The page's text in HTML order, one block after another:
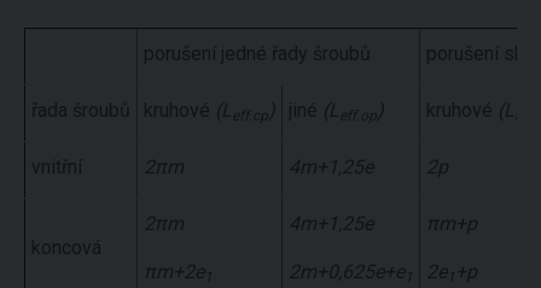
porušení jedné řady šroubů porušení
řada šroubů kruhové (L eff.cp ) jiné (L eff.op ) kruhové (L
vnitřní 2πm 4m+1,25e 2p
koncová
2πm
πm+2e1
4m+1,25e
2m+0,625e+e1
πm+p
2e1 +p